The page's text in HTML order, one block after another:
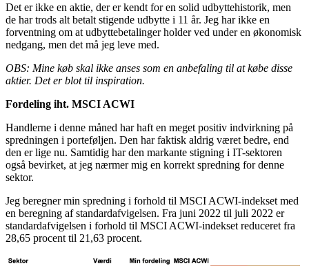
Det er ikke en aktie, der er kendt for en solid udbyttehistorik, men
de har trods alt betalt stigende udbytte i 11 år. Jeg har ikke en
forventning om at udbyttebetalinger holder ved under en økonomisk
nedgang, men det må jeg leve med.
OBS: Mine køb skal ikke anses som en anbefaling til at købe disse
aktier. Det er blot til inspiration.
Fordeling iht. MSCI ACWI
Handlerne i denne måned har haft en meget positiv indvirkning på
spredningen i porteføljen. Den har faktisk aldrig været bedre, end
den er lige nu. Samtidig har den markante stigning i IT-sektoren
også bevirket, at jeg nærmer mig en korrekt spredning for denne
sektor.
Jeg beregner min spredning i forhold til MSCI ACWI-indekset med
en beregning af standardafvigelsen. Fra juni 2022 til juli 2022 er
standardafvigelsen i forhold til MSCI ACWI-indekset reduceret fra
28,65 procent til 21,63 procent.